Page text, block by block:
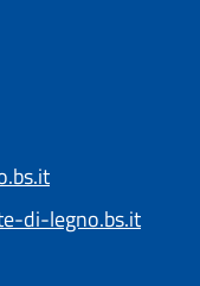
di-legno.bs.it